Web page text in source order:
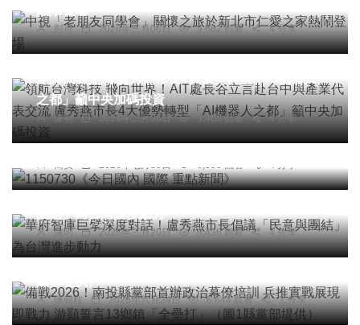
彭可 2026年三月06日 9,662 觀看 4 分享
頭條 科技新知
領航台灣科技 飛向世界！AIT處長谷立言赴台中與
之都」籲中央加碼投資
陳明 2026年二月06日 9,408 觀看 4 分享
頭條 綜合新聞
1150730《今日國內 國際 重點新聞》
簡安 2026年七月30日 6,536 觀看 4 分享
頭條 綜合新聞
華府智庫巨擘深度對話！盧秀燕市長倡議「民意與
陳明 2026年三月20日 8,436 觀看 4 分享
備戰2026！南投縣黨部首辦政治幕僚培訓 兵推實
戰展現即戰力 游顥誓言13鄉鎮「全壘打」（圖1縣
陳朝枝 2026年六月24日 6,644 觀看 2 分享